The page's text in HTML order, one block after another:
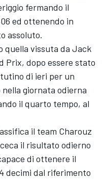
fermando il
ed ottenendo in
assoluto.
quella vissuta da Jack
Prix, dopo essere stato
di ieri per un
giornata odierna
il quarto tempo, al
il team Charouz
il risultato odierno
di ottenere il
decimi dal riferimento